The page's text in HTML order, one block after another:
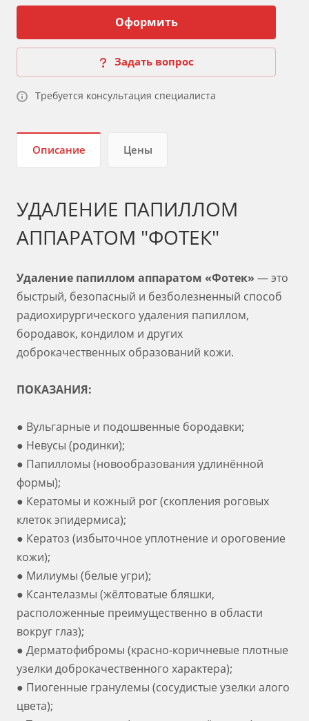
Оформить
Задать вопрос
Требуется консультация специалиста
Описание Цены
УДАЛЕНИЕ ПАПИЛЛОМ
АППАРАТОМ "ФОТЕК"
Удаление папиллом аппаратом «Фотек» — это
быстрый, безопасный и безболезненный способ
радиохирургического удаления папиллом,
бородавок, кондилом и других
доброкачественных образований кожи.
ПОКАЗАНИЯ:
● Вульгарные и подошвенные бородавки;
● Невусы (родинки);
● Папилломы (новообразования удлинённой
формы);
● Кератомы и кожный рог (скопления роговых
клеток эпидермиса);
● Кератоз (избыточное уплотнение и ороговение
кожи);
● Милиумы (белые угри);
● Ксантелазмы (жёлтоватые бляшки,
расположенные преимущественно в области
вокруг глаз);
● Дерматофибромы (красно-коричневые плотные
узелки доброкачественного характера);
● Пиогенные гранулемы (сосудистые узелки алого
цвета);